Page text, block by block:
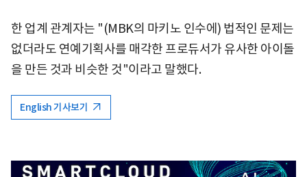
한 업계 관계자는 "(MBK의 마키노 인수에) 법적인 문제는
없더라도 연예기획사를 매각한 프로듀서가 유사한 아이돌
을 만든 것과 비슷한 것"이라고 말했다.
English 기사보기